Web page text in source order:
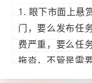
1. 眼下市面上悬
门，要么发布任
费严重，要么任
拖沓，不管是需
务的商家、地推